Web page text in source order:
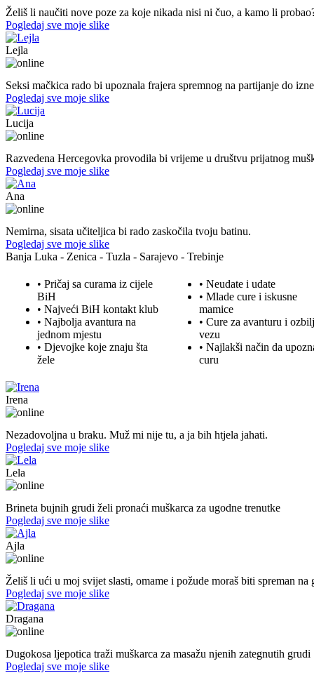
Želiš li naučiti nove poze za koje nikada nisi ni čuo, a kamo li
Pogledaj sve moje slike
Lejla
Seksi mačkica rado bi upoznala frajera spremnog na partijanje do
Pogledaj sve moje slike
Lucija
Razvedena Hercegovka provodila bi vrijeme u društvu prijatnog
Pogledaj sve moje slike
Ana
Nemirna, sisata učiteljica bi rado zaskočila tvoju batinu.
Pogledaj sve moje slike
Banja Luka - Zenica - Tuzla - Sarajevo - Trebinje
• Pričaj sa curama iz cijele
BiH
• Najveći BiH kontakt klub
• Najbolja avantura na
jednom mjestu
• Djevojke koje znaju šta
žele
• Neudate i udate
• Mlade cure i iskusne
mamice
• Cure za avanturu i
vezu
• Najlakši način da
curu
Irena
Nezadovoljna u braku. Muž mi nije tu, a ja bih htjela jahati.
Pogledaj sve moje slike
Lela
Brineta bujnih grudi želi pronaći muškarca za ugodne trenutke
Pogledaj sve moje slike
Ajla
Želiš li ući u moj svijet slasti, omame i požude moraš biti spreman na
Pogledaj sve moje slike
Dragana
Dugokosa ljepotica traži muškarca za masažu njenih zategnutih grudi
Pogledaj sve moje slike